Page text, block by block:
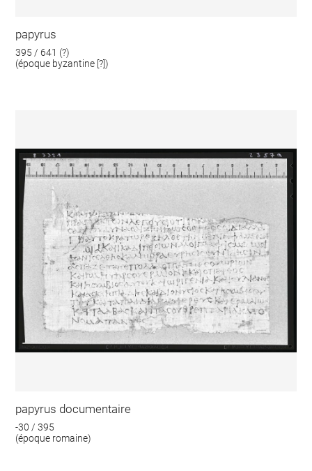
papyrus
395 / 641 (?)
(époque byzantine [?])
papyrus documentaire
-30 / 395
(époque romaine)